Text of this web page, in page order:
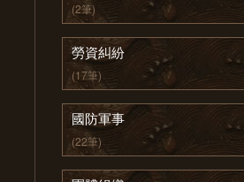
(2筆)
勞資糾紛
(17筆)
國防軍事
(22筆)